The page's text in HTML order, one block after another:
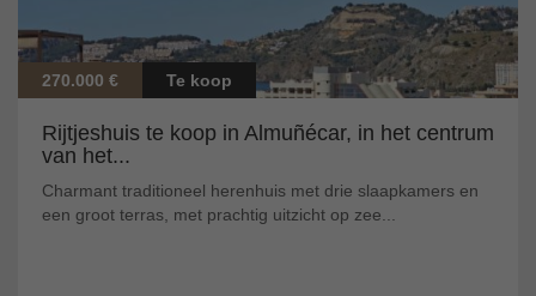
270.000 € Te koop
Rijtjeshuis te koop in Almuñécar, in het centrum
van het...
Charmant traditioneel herenhuis met drie slaapkamers en
een groot terras, met prachtig uitzicht op zee...